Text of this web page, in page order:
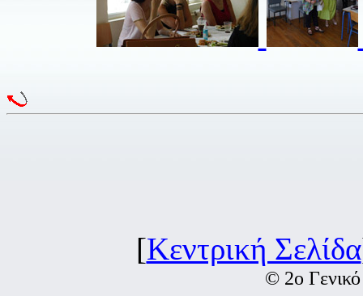
[Κεντρική Σελίδα
© 2ο